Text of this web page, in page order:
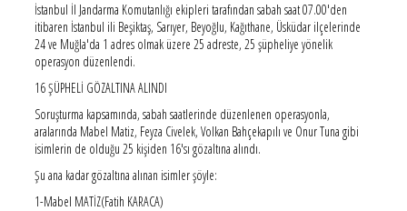
İstanbul İl Jandarma Komutanlığı ekipleri tarafından sabah saat 07.00'den
itibaren İstanbul ili Beşiktaş, Sarıyer, Beyoğlu, Kağıthane, Üsküdar ilçelerinde
24 ve Muğla'da 1 adres olmak üzere 25 adreste, 25 şüpheliye yönelik
operasyon düzenlendi.
16 ŞÜPHELİ GÖZALTINA ALINDI
Soruşturma kapsamında, sabah saatlerinde düzenlenen operasyonla,
aralarında Mabel Matiz, Feyza Civelek, Volkan Bahçekapılı ve Onur Tuna gibi
isimlerin de olduğu 25 kişiden 16'sı gözaltına alındı.
Şu ana kadar gözaltına alınan isimler şöyle:
1-Mabel MATİZ(Fatih KARACA)